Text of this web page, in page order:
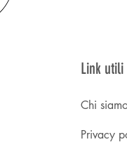
Link utili
Chi
Privacy